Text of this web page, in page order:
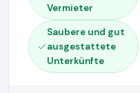
Vermieter
Saubere und gut
ausgestattete
Unterkünfte